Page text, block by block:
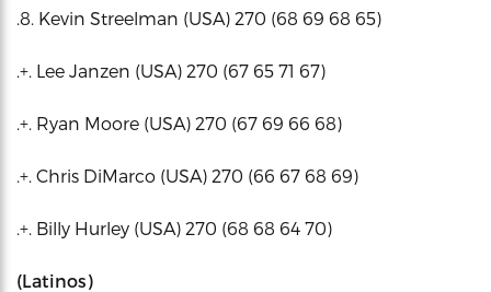
.8. Kevin Streelman (USA) 270 (68 69 68 65)
.+. Lee Janzen (USA) 270 (67 65 71 67)
.+. Ryan Moore (USA) 270 (67 69 66 68)
.+. Chris DiMarco (USA) 270 (66 67 68 69)
.+. Billy Hurley (USA) 270 (68 68 64 70)
(Latinos)